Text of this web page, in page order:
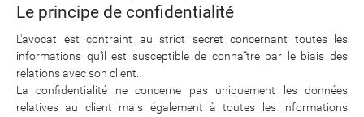
Le principe de confidentialité
L'avocat est contraint au strict secret concernant toutes les
informations qu'il est susceptible de connaître par le biais des
relations avec son client.
La confidentialité ne concerne pas uniquement les données
relatives au client mais également à toutes les informations